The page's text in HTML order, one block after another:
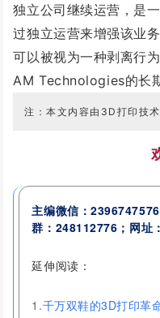
独立公司继续运营，是
过独立运营来增强该业
可以被视为一种剥离行
AM Technologies的长
注：本文内容由3D打印技
主编微信：2396747576
群： 248112776 ；网
延伸阅读：
1.千万双鞋的3D打印革